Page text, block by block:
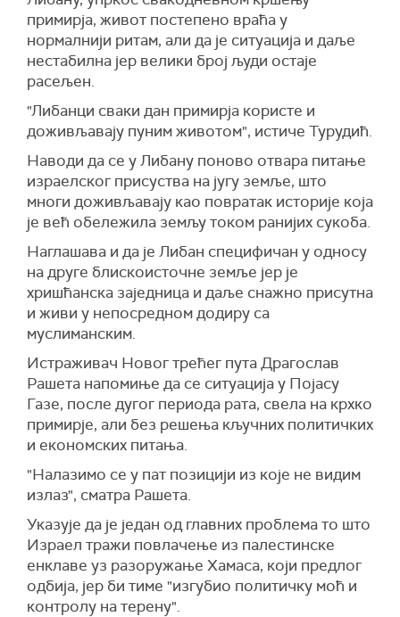
примирја, живот постепено враћа у
нормалнији ритам, али да је ситуација и даље
нестабилна јер велики број људи остаје
расељен.
"Либанци сваки дан примирја користе и
доживљавају пуним животом", истиче Турудић.
Наводи да се у Либану поново отвара питање
израелског присуства на југу земље, што
многи доживљавају као повратак историје која
је већ обележила земљу током ранијих сукоба.
Наглашава и да је Либан специфичан у односу
на друге блискоисточне земље јер је
хришћанска заједница и даље снажно присутна
и живи у непосредном додиру са
муслиманским.
Истраживач Новог трећег пута Драгослав
Рашета напомиње да се ситуација у Појасу
Газе, после дугог периода рата, свела на крхко
примирје, али без решења кључних политичких
и економских питања.
"Налазимо се у пат позицији из које не видим
излаз", сматра Рашета.
Указује да је један од главних проблема то што
Израел тражи повлачење из палестинске
енклаве уз разоружање Хамаса, који предлог
одбија, јер би тиме "изгубио политичку моћ и
контролу на терену".